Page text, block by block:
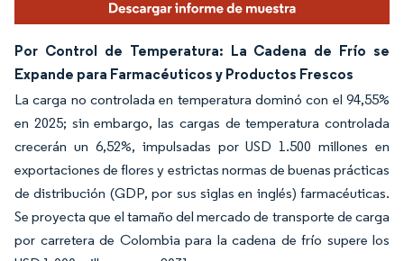
Por Control de Temperatura: La Cadena de Frío se
Expande para Farmacéuticos y Productos Frescos
La carga no controlada en temperatura dominó con el 94,55%
en 2025; sin embargo, las cargas de temperatura controlada
crecerán un 6,52%, impulsadas por USD 1.500 millones en
exportaciones de flores y estrictas normas de buenas prácticas
de distribución (GDP, por sus siglas en inglés) farmacéuticas.
Se proyecta que el tamaño del mercado de transporte de carga
por carretera de Colombia para la cadena de frío supere los